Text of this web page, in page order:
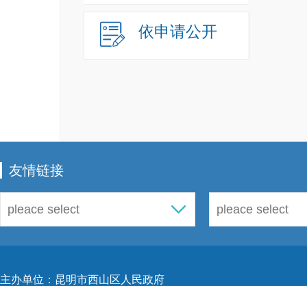
依申请公开
友情链接
主办单位：昆明市西山区人民政府